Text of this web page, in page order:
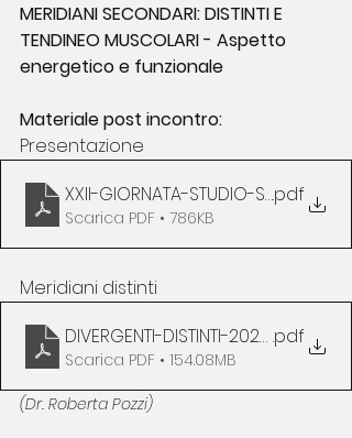
MERIDIANI SECONDARI: DISTINTI E
TENDINEO MUSCOLARI - Aspetto
energetico e funzionale
Materiale post incontro:
Presentazione
XXII-GIORNATA-STUDIO-SIAV.pdf
Scarica PDF • 786KB
Meridiani distinti
DIVERGENTI-DISTINTI-2020-pozzi
.pdf
Scarica PDF • 154.08MB
(Dr. Roberta Pozzi)